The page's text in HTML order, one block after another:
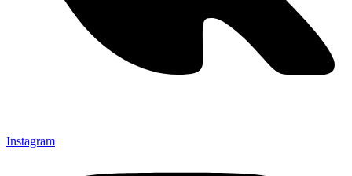
Instagram